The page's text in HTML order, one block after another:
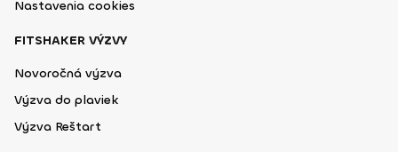
Nastavenia cookies
FITSHAKER VÝZVY
Novoročná výzva
Výzva do plaviek
Výzva Reštart